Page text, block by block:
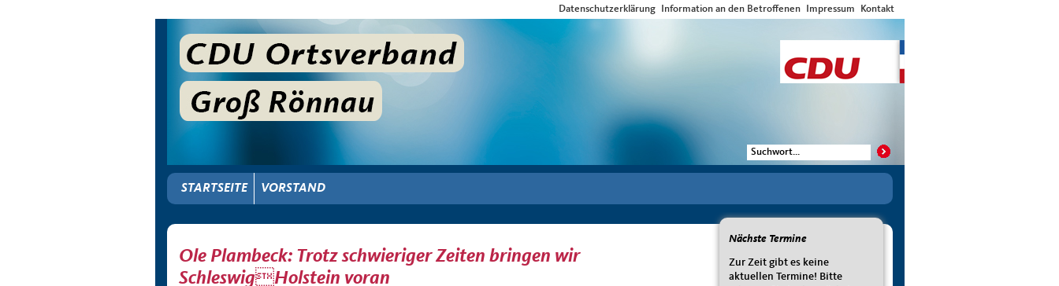
Datenschutzerklärung Information an den Betroffenen Impressum Kontakt
STARTSEITE VORSTAND
Ole Plambeck: Trotz schwieriger Zeiten bringen wir
SchleswigHolstein voran
Nächste Termine
Zur Zeit gibt es keine
aktuellen Termine! Bitte